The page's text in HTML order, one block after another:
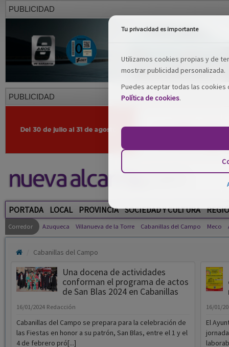
PUBLICIDAD
PUBLICIDAD
PORTADA LOCAL PROVINCIA SOCIEDAD Y CULTURA
Corredor Azuqueca Villanueva de la Torre Cabanillas del Campo Meco
Cabanillas del Campo
Una docena de actividades
conforman el programa de actos
de San Blas 2024 en Cabanillas
16/01/2024 Redacción
Cabanillas del Campo se prepara para la celebración de
las Fiestas en honor a su patrón, San Blas, entre el 1 y el
4 de febrero pró[...]
16/01/
El
Tu privacidad es importante
Utilizamos cookies propias y de
mostrar publicidad personalizada.
Puedes aceptar todas las
Política de cookies.